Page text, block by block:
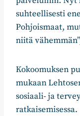
suhteellisesti
Pohjoismaat,
niitä
Kokoomuksen
mukaan
sosiaali- ja
ratkaisemisessa.